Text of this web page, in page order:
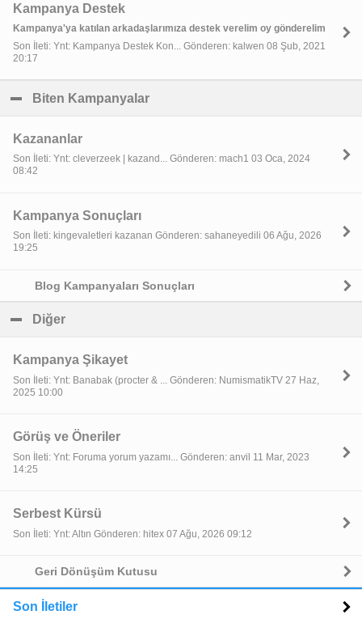
Kampanya Destek
Kampanya'ya katılan arkadaşlarımıza destek verelim oy gönderelim
Son İleti: Ynt: Kampanya Destek Kon... Gönderen: kalwen 08 Şub, 2021
20:17
Biten Kampanyalar
Kazananlar
Son İleti: Ynt: cleverzeek | kazand... Gönderen: mach1 03 Oca, 2024
08:42
Kampanya Sonuçları
Son İleti: kingevaletleri kazanan Gönderen: sahaneyedili 06 Ağu, 2026
19:25
Blog Kampanyaları Sonuçları
Diğer
Kampanya Şikayet
Son İleti: Ynt: Banabak (procter & ... Gönderen: NumismatikTV 27 Haz,
2025 10:00
Görüş ve Öneriler
Son İleti: Ynt: Foruma yorum yazamı... Gönderen: anvil 11 Mar, 2023
14:25
Serbest Kürsü
Son İleti: Ynt: Altın Gönderen: hitex 07 Ağu, 2026 09:12
Geri Dönüşüm Kutusu
Son İletiler